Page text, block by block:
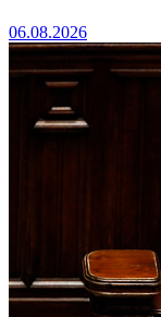
06.08.2026